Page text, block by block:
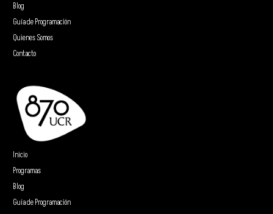
Blog
Guía de Programación
Quienes Somos
Contacto
Inicio
Programas
Blog
Guía de Programación